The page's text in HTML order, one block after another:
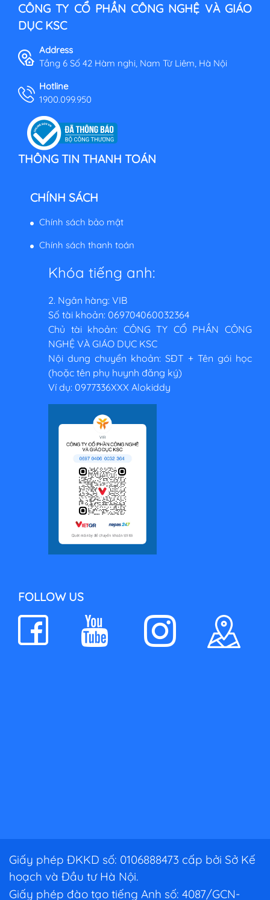
CÔNG TY CỔ PHẦN CÔNG NGHỆ VÀ GIÁO
DỤC KSC
Address
Tầng 6 Số 42 Hàm nghi, Nam Từ Liêm, Hà Nội
Hotline
1900.099.950
THÔNG TIN THANH TOÁN
CHÍNH SÁCH
Chính sách bảo mật
Chính sách thanh toán
Khóa tiếng anh:
2. Ngân hàng: VIB
Số tài khoản: 069704060032364
Chủ tài khoản: CÔNG TY CỔ PHẦN CÔNG
NGHỆ VÀ GIÁO DỤC KSC
Nội dung chuyển khoản: SĐT + Tên gói học
(hoặc tên phụ huynh đăng ký)
Ví dụ: 0977336XXX Alokiddy
FOLLOW US
Giấy phép ĐKKD số: 0106888473 cấp bởi Sở Kế
hoạch và Đầu tư Hà Nội.
Giấy phép đào tạo tiếng Anh số: 4087/GCN-